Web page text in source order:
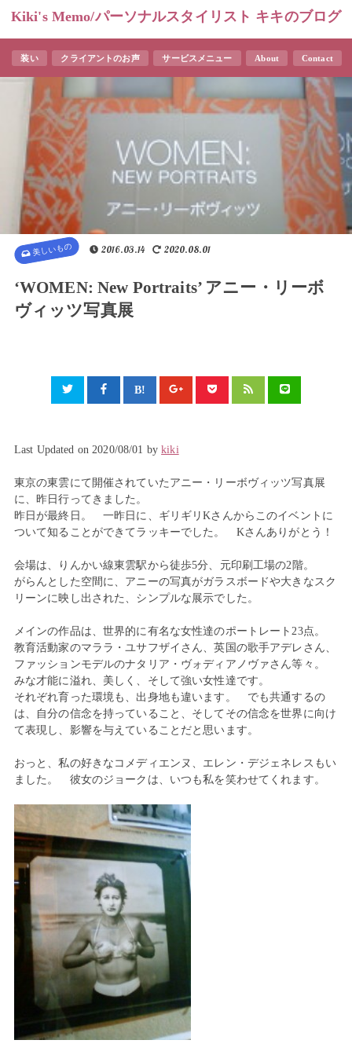
Kiki's Memo/パーソナルスタイリスト キキのブログ
装い クライアントのお声 サービスメニュー About Contact
美しいもの 2016.03.14 2020.08.01
‘WOMEN: New Portraits’ アニー・リーボ
ヴィッツ写真展
Last Updated on 2020/08/01 bykiki
東京の東雲にて開催されていたアニー・リーボヴィッツ写真展
に、昨日行ってきました。
昨日が最終日。 一昨日に、ギリギリKさんからこのイベントに
ついて知ることができてラッキーでした。 Kさんありがとう！
会場は、りんかい線東雲駅から徒歩5分、元印刷工場の2階。
がらんとした空間に、アニーの写真がガラスボードや大きなスク
リーンに映し出された、シンプルな展示でした。
メインの作品は、世界的に有名な女性達のポートレート23点。
教育活動家のマララ・ユサフザイさん、英国の歌手アデレさん、
ファッションモデルのナタリア・ヴォディアノヴァさん等々。
みな才能に溢れ、美しく、そして強い女性達です。
それぞれ育った環境も、出身地も違います。 でも共通するの
は、自分の信念を持っていること、そしてその信念を世界に向け
て表現し、影響を与えていることだと思います。
おっと、私の好きなコメディエンヌ、エレン・デジェネレスもい
ました。 彼女のジョークは、いつも私を笑わせてくれます。